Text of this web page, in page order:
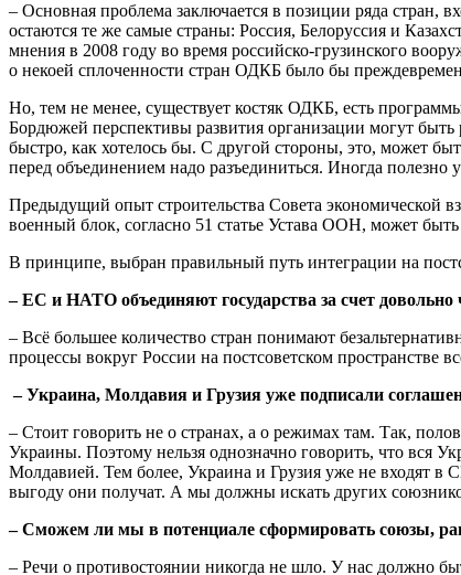
– Основная проблема заключается в позиции ряда
остаются те же самые страны: Россия, Белоруссия и
мнения в 2008 году во время российско-грузинского
о некоей сплоченности стран ОДКБ было бы
Но, тем не менее, существует костяк ОДКБ, есть
Бордюжей перспективы развития организации могут быть
быстро, как хотелось бы. С другой стороны, это, может
перед объединением надо разъединиться. Иногда полезно
Предыдущий опыт строительства Совета экономической
военный блок, согласно 51 статье Устава ООН, может
В принципе, выбран правильный путь интеграции на
– ЕС и НАТО объединяют государства за счет
– Всё большее количество стран понимают
процессы вокруг России на постсоветском пространстве
– Украина, Молдавия и Грузия уже подписали
– Стоит говорить не о странах, а о режимах там. Так,
Украины. Поэтому нельзя однозначно говорить, что вся
Молдавией. Тем более, Украина и Грузия уже не входят в
выгоду они получат. А мы должны искать других
– Сможем ли мы в потенциале сформировать союзы,
– Речи о противостоянии никогда не шло. У нас должно